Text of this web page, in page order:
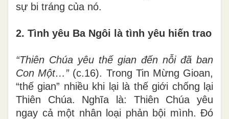
sự bi tráng của nó.
2. Tình yêu Ba Ngôi là tình yêu hiến trao
“Thiên Chúa yêu thế gian đến nỗi đã ban
Con Một…”(c.16). Trong Tin Mừng Gioan,
“thế gian” nhiều khi lại là thế giới chống lại
Thiên Chúa. Nghĩa là: Thiên Chúa yêu
ngay cả một nhân loại phản bội mình. Đó